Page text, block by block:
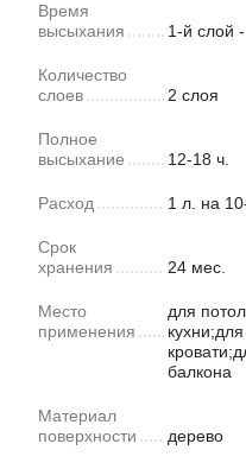
Время
высыхания
1-й слой
Количество
слоев
2 слоя
Полное
высыхание
12-18 ч.
Расход 1 л. на
Срок
хранения
24 мес.
Место
применения
для
балкона
Материал
поверхности
дерево